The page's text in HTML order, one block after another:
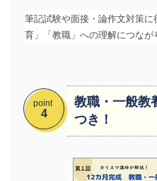
筆記試験や面接・論作文対策に
育」「教職」への理解につなが
point
4
教職・一般教
つき！